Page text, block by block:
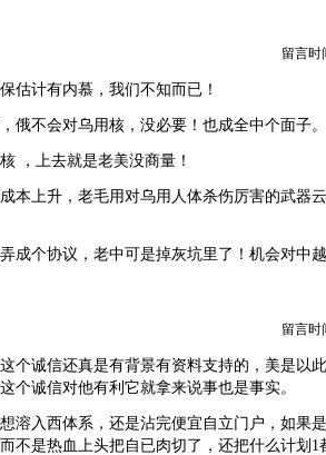
留言时
估计有内慕，我们不知而已！
俄不会对乌用核，没必要！也成全中个面子。
，上去就是老美没商量！
本上升，老毛用对乌用人体杀伤厉害的武器
成个协议，老中可是掉灰坑里了！机会对中
留言时
个诚信还真是有背景有资料支持的，美是以
个诚信对他有利它就拿来说事也是事实。
溶入西体系，还是沾完便宜自立门户，如果
不是热血上头把自已肉切了，还把什么计划1